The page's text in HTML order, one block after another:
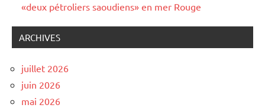
«deux pétroliers saoudiens» en mer Rouge
ARCHIVES
juillet 2026
juin 2026
mai 2026